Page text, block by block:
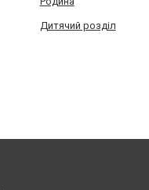
Дитячий розділ